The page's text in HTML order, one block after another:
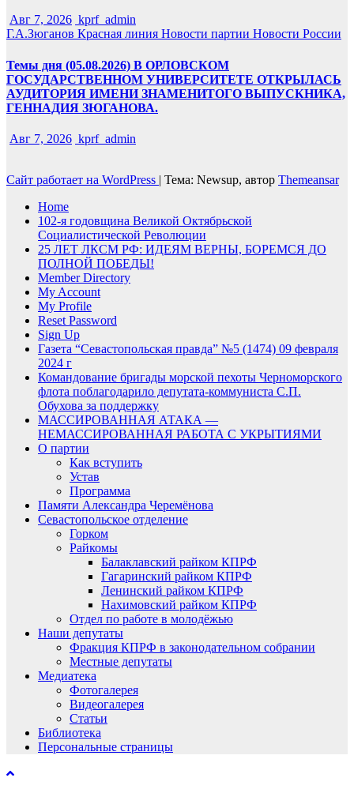
Авг 7, 2026 kprf_admin
Г.А.Зюганов Красная линия Новости партии Новости России
Темы дня (05.08.2026) В ОРЛОВСКОМ
ГОСУДАРСТВЕННОМ УНИВЕРСИТЕТЕ ОТКРЫЛАСЬ
АУДИТОРИЯ ИМЕНИ ЗНАМЕНИТОГО ВЫПУСКНИКА,
ГЕННАДИЯ ЗЮГАНОВА.
Авг 7, 2026 kprf_admin
Сайт работает на WordPress | Тема: Newsup, автор Themeansar
Home
102-я годовщина Великой Октябрьской
Социалистической Революции
25 ЛЕТ ЛКСМ РФ: ИДЕЯМ ВЕРНЫ, БОРЕМСЯ ДО
ПОЛНОЙ ПОБЕДЫ!
Member Directory
My Account
My Profile
Reset Password
Sign Up
Газета “Севастопольская правда” №5 (1474) 09 февраля
2024 г
Командование бригады морской пехоты Черноморского
флота поблагодарило депутата-коммуниста С.П.
Обухова за поддержку
МАССИРОВАННАЯ АТАКА —
НЕМАССИРОВАННАЯ РАБОТА С УКРЫТИЯМИ
О партии
Как вступить
Устав
Программа
Памяти Александра Черемёнова
Севастопольское отделение
Горком
Райкомы
Балаклавский райком КПРФ
Гагаринский райком КПРФ
Ленинский райком КПРФ
Нахимовский райком КПРФ
Отдел по работе в молодёжью
Наши депутаты
Фракция КПРФ в законодательном собрании
Местные депутаты
Медиатека
Фотогалерея
Видеогалерея
Статьи
Библиотека
Персональные страницы